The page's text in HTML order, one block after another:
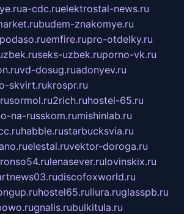
a-cdc.ruelektrostal-news.ru
budem-znakomye.ru
emfire.rupro-otdelky.ru
seks-uzbek.ruporno-vk.ru
vd-dosug.ruadonyev.ru
skvirt.rukrospr.ru
sormol.ru2rich.ruhostel-65.ru
na-russkom.rumishinlab.ru
habble.rustarbucksvia.ru
elestal.ruvektor-doroga.ru
lenasever.rulovinskix.ru
discofoxworld.ru
hostel65.ruliura.ruglasspb.ru
gnalis.rubulkitula.ru